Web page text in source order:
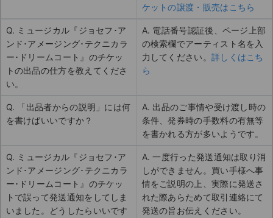
ケットの譲渡・販売はこちら
Q. ミュージカル『ジョセフ･ア
ンド･アメージング･テクニカラ
ー･ドリームコート』のチケッ
トの出品の仕方を教えてくださ
い。
A. 電話番号認証後、ページ上部
の検索欄でアーティスト名を入
力してください。 詳しくはこち
ら
Q. 「出品者からの説明」には何
を書けばいいですか？
A. 出品のご事情や受け渡し時の
条件、発券時の手数料の有無等
を書かれる方が多いようです。
Q. ミュージカル『ジョセフ･ア
ンド･アメージング･テクニカラ
ー･ドリームコート』のチケッ
トで誤って発送通知をしてしま
いました。どうしたらいいです
A. 一度行った発送通知は取り消
しができません。買い手様へ事
情をご説明の上、実際に発送さ
れた際あらためて取引連絡にて
発送の旨お伝えください。